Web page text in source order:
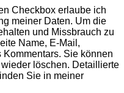
Checkbox erlaube ich
meiner Daten. Um die
und Missbrauch zu
Name, E-Mail,
Kommentars. Sie können
löschen. Detaillierte
Sie in meiner